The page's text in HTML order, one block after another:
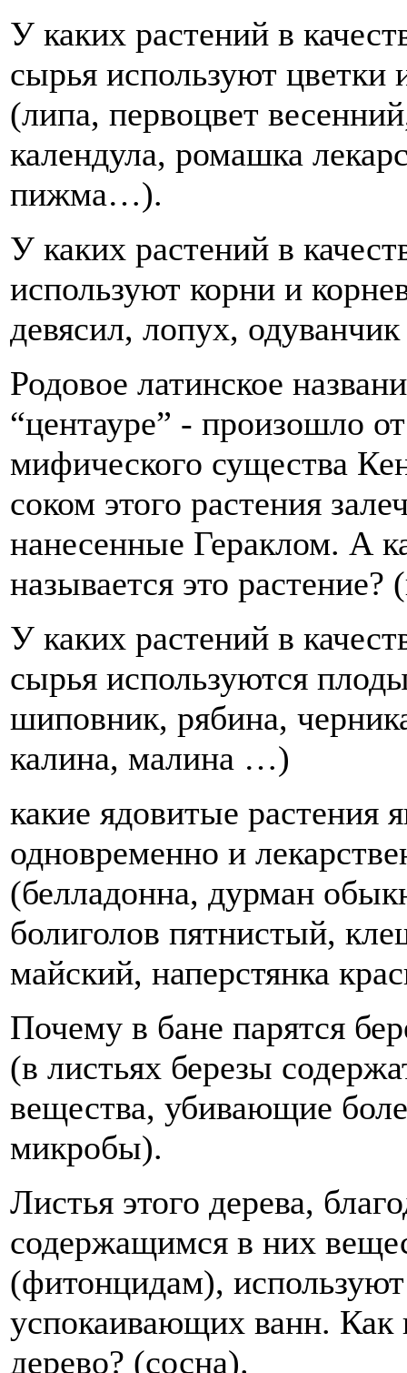
У каких растений в
сырья используют цветки
(липа, первоцвет
календула, ромашка
пижма…).
У каких растений в
используют корни и
девясил, лопух,
Родовое латинское
“центауре” - произошло
мифического существа
соком этого растения
нанесенные Гераклом. А
называется это растение?
У каких растений в
сырья используются
шиповник, рябина,
калина, малина …)
какие ядовитые растения
одновременно и
(белладонна, дурман
болиголов пятнистый,
майский, наперстянка
Почему в бане парятся
(в листьях березы
вещества, убивающие
микробы).
Листья этого дерева,
содержащимся в них
(фитонцидам),
успокаивающих ванн. Как
дерево? (сосна).